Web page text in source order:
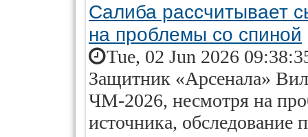
Салиба рассчитывает
на проблемы со спиной
Tue, 02 Jun 2026
Защитник «Арсенала»
ЧМ-2026, несмотря на
источника, обследование